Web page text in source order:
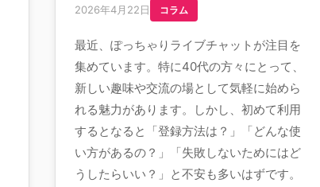
2026年4月22日 コラム
最近、ぽっちゃりライブチャットが注目を
集めています。特に40代の方々にとって、
新しい趣味や交流の場として気軽に始めら
れる魅力があります。しかし、初めて利用
するとなると「登録方法は？」「どんな使
い方があるの？」「失敗しないためにはど
うしたらいい？」と不安も多いはずです。